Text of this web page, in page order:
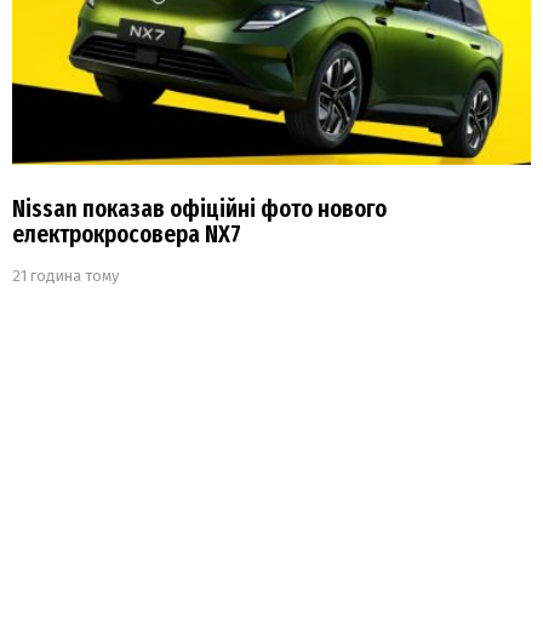
Nissan показав офіційні фото нового
електрокросовера NX7
21 година тому